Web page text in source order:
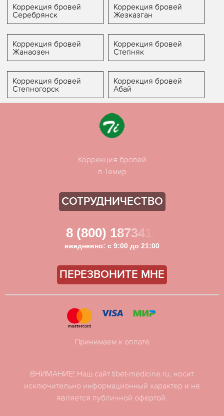
Коррекция бровей
Серебрянск
Коррекция бровей
Жезказган
Коррекция бровей
Жанаозен
Коррекция бровей
Степняк
Коррекция бровей
Степногорск
Коррекция бровей
Абай
Коррекция бровей
в Темир
СОТРУДНИЧЕСТВО
8 (800) 1873411
ежедневно: с 9:00 до 21:00
ПЕРЕЗВОНИТЕ МНЕ
ВНИМАНИЕ! Наш сайт tibet-medicine.ru, носит
исключительно информационный характер и не
является публичной офертой.
Принимаем к оплате